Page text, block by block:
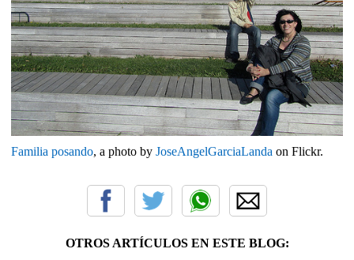
Familia posando, a photo by JoseAngelGarciaLanda on Flickr.
OTROS ARTÍCULOS EN ESTE BLOG: